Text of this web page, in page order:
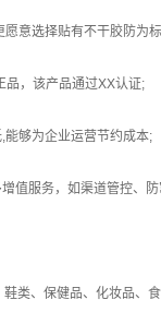
意选择贴有不干胶防为
品，该产品通过XX认证;
够为企业运营节约成本;
值服务，如渠道管控、
类、保健品、化妆品、